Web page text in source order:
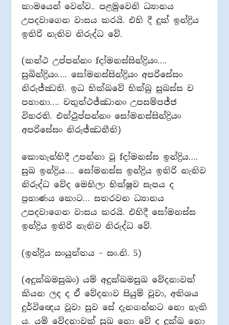
කාමයෙන් වෙන්ව.. පළමුවෙනි ධ්‍යානය
උපදවාගෙන වාසය කරයි. එහි දී දුක් ඉන්ද්‍රිය
ඉතිරි නැතිව නිරුද්ධ වේ.
(කත්ථ උප්පන්නං fදා්මනස්සින්ද්‍රියං….
සුඛින්ද්‍රියං…. සෝමනස්සින්ද්‍රියං අපරිසේසං
නිරුජ්ඣති. ඉධ භික්ඛවේ භික්ඛු සුඛස්ස ච
පහානා…. චතුත්ථජ්ඣානං උපසම්පජ්ජ
විහරති. එත්ථුප්පන්නං සෝමනස්සින්ද්‍රියං
අපරිසේසං නිරුජ්ඣතීති)
කොතැන්හිදී උපන්නා වූ fදා්මනස්ස ඉන්ද්‍රිය….
සුඛ ඉන්ද්‍රිය…. සෝමනස්ස ඉන්ද්‍රිය ඉතිරි නැතිව
නිරුද්ධ වේද මෙහිලා භික්ෂුව සැපය ද
ප්‍රහාණය කොට… සතරවන ධ්‍යානය
උපදවාගෙන වාසය කරයි. එහිදී සෝමනස්ස
ඉන්ද්‍රිය ඉතිරි නැතිව නිරුද්ධ වේ.
(ඉන්ද්‍රිය සංයුත්තය – සං.නි. 5)
(අදුක්ඛමසුඛං) යම් අදුක්ඛමසුඛ වේදනාවක්
කියන ලද ද ඒ වේදනාව සියුම් වූවා, අතිශය
දුර්විඥෙය වූවා සුව සේ දැනගන්නට නො හැකි
ය. යම් වේදනාවක් සුඛ නො වේ ද දුක්ඛ නො